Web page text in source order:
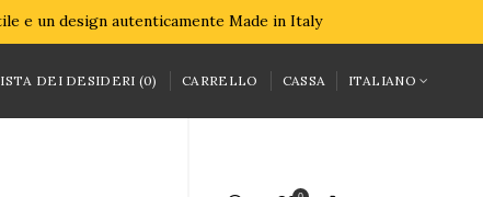
e un design autenticamente Made in Italy
DEI DESIDERI (0) CARRELLO CASSA ITALIANO